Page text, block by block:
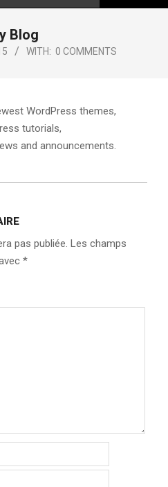
Blog
WITH: 0 COMMENTS
WordPress themes,
tutorials,
and announcements.
pas publiée. Les champs
*